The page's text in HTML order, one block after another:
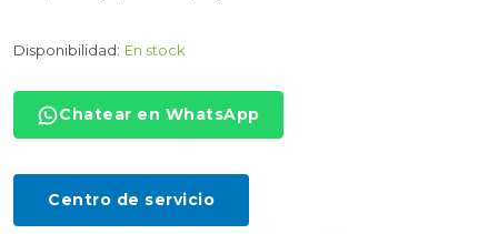
Disponibilidad: En stock
Chatear en WhatsApp
Centro de servicio